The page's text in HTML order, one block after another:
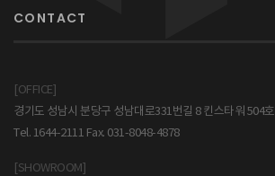
CONTACT
[OFFICE]
경기도 성남시 분당구 성남대로331번길 8 킨스타워 504호
Tel. 1644-2111 Fax. 031-8048-4878
[SHOWROOM]